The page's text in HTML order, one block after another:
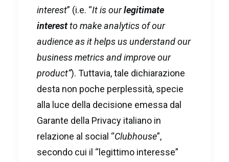
interest” (i.e. “It is ourlegitimate
interestto make analytics of our
audience as it helps us understand our
business metrics and improve our
product”). Tuttavia, tale dichiarazione
desta non poche perplessità, specie
alla luce della decisione emessa dal
Garante della Privacy italiano in
relazione al social “Clubhouse”,
secondo cui il “legittimo interesse”